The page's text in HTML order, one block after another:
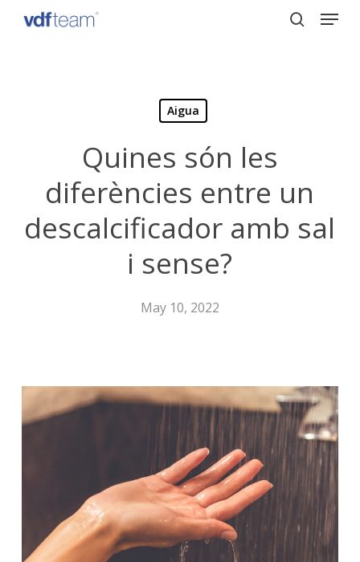
Menu
Aigua
Quines són les
diferències entre un
descalcificador amb sal
i sense?
May 10, 2022